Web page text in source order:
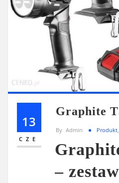
13
CZE
Graphite
By Admin Produkt
–